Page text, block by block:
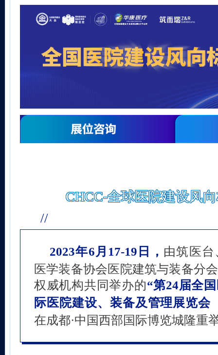
CHCC-全球医院建设风
//
2023年6月17-19日， 由筑医
医学装备协会医院建筑与装备分
权威机构共同举办的“第24届全
际医院建设、装备及管理展览会
在成都·中国西部国际博览城隆重